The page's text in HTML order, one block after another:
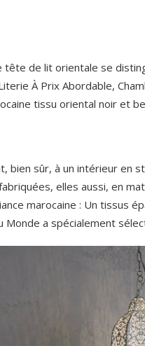
de lit orientale se
À Prix Abordable,
tissu oriental noir et
bien sûr, à un intérieur en
elles aussi, en
marocaine : Un tissus
Monde a spécialement